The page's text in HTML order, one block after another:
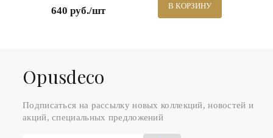
640 руб./шт В КОРЗИНУ
Оpusdeco
Подписаться на рассылку новых коллекций, новостей и
акций, специальных предложений